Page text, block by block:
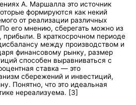
А. Маршалла это источник
формируются как некий
от реализации различных
его мнению, сберегать можно из
прибыли. В краткосрочном периоде
между производством и
финансовому рынку, размер
способен выравниваться с
ставка — это
сбережений и инвестиций,
Понятно, что это идеальная
нереализуема. [3]